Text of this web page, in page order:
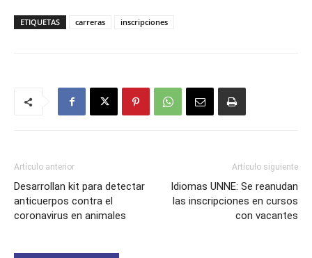
ETIQUETAS carreras inscripciones
Artículo anterior
Desarrollan kit para detectar
anticuerpos contra el
coronavirus en animales
Artículo siguiente
Idiomas UNNE: Se reanudan
las inscripciones en cursos
con vacantes